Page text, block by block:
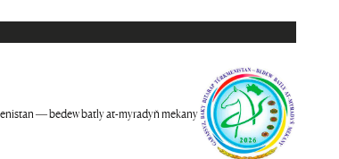
— bedew batly at-myradyň mekany